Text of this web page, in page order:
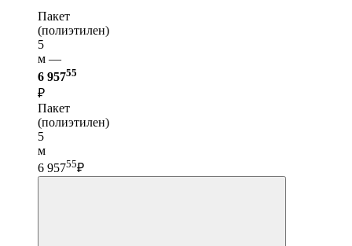
Пакет
(полиэтилен)
5
м —
6 95755
₽
Пакет
(полиэтилен)
5
м
6 95755₽